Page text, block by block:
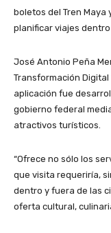
boletos del Tren Maya
planificar viajes
José Antonio Peña
Transformación
aplicación fue
gobierno federal
atractivos turísticos.
“Ofrece no sólo los
que visita requeriría,
dentro y fuera de las
oferta cultural,